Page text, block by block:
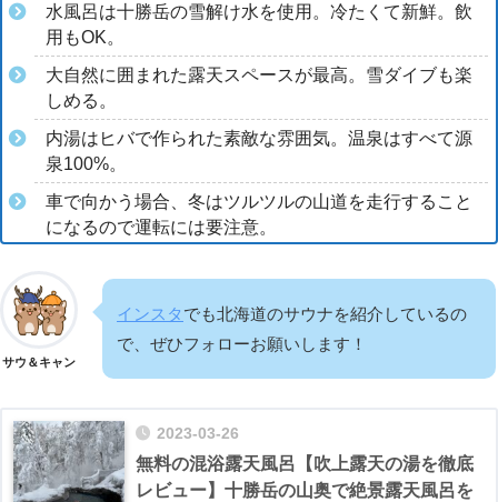
水風呂は十勝岳の雪解け水を使用。冷たくて新鮮。飲
用もOK。
大自然に囲まれた露天スペースが最高。雪ダイブも楽
しめる。
内湯はヒバで作られた素敵な雰囲気。温泉はすべて源
泉100%。
車で向かう場合、冬はツルツルの山道を走行すること
になるので運転には要注意。
サウ＆キャン
インスタ でも北海道のサウナを紹介しているの
で、ぜひフォローお願いします！
2023-03-26
無料の混浴露天風呂【吹上露天の湯を徹底
レビュー】十勝岳の山奥で絶景露天風呂を